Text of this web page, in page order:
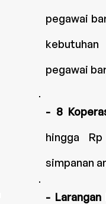
pegawai
pegawai
- 8
hingga
simpanan
- Larangan